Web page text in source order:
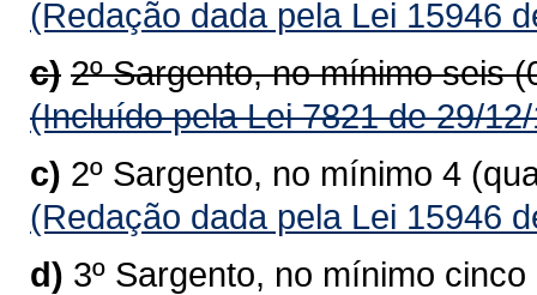
(Redação dada pela Lei 15946
c) 2º Sargento, no mínimo seis
(Incluído pela Lei 7821 de 29/
c) 2º Sargento, no mínimo 4
(Redação dada pela Lei 15946
d) 3º Sargento, no mínimo